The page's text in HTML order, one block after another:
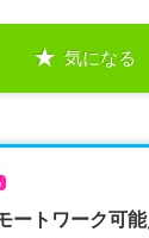
気になる
ートワーク可